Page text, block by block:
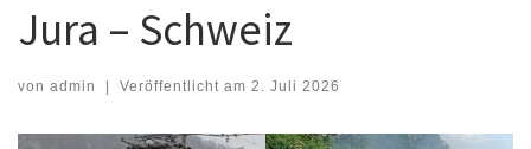
Jura – Schweiz
von admin | Veröffentlicht am 2. Juli 2026